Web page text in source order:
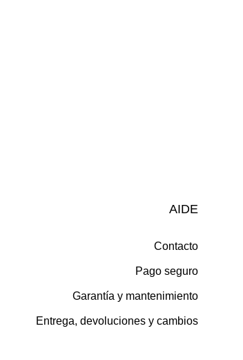
AIDE
Contacto
Pago seguro
Garantía y mantenimiento
Entrega, devoluciones y cambios